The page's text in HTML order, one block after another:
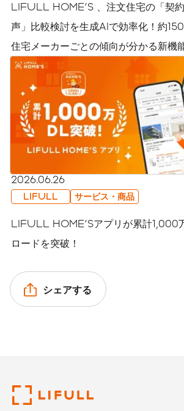
LIFULL HOME'S 、注文住宅の「契
声」比較検討を生成AIで効率化！約
住宅メーカーごとの傾向が分かる新機
2026.06.26
LIFULL サービス・商品
LIFULL HOME'Sアプリが累計1,000
ロードを突破！
シェアする